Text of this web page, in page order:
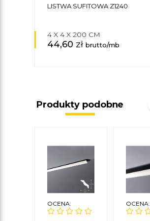
LISTWA SUFITOWA Z1240
4 X 4 X 200 CM
44,60 zł brutto/mb
Produkty podobne
OCENA: OCENA: